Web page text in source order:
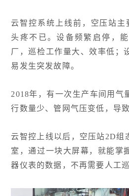
云智控系统上线前，空压站主
头疼不已。设备频繁启停，
厂，巡检工作量大、效率低；
易发生突发故障。
2018年，有一次生产车间用气
行数量少、管网气压变低，导
云智控上线以后，空压站2D组
室，通过一块大屏幕，就能掌
器仪表的数据，不再需要人工巡